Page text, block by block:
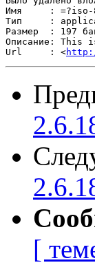
Имя     : =?iso-
Тип     :
Размер  : 197
Описание: This
Url     : <
[